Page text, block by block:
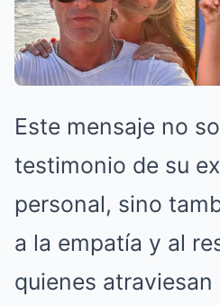
Este mensaje no
testimonio de su
personal, sino
a la empatía y al
quienes